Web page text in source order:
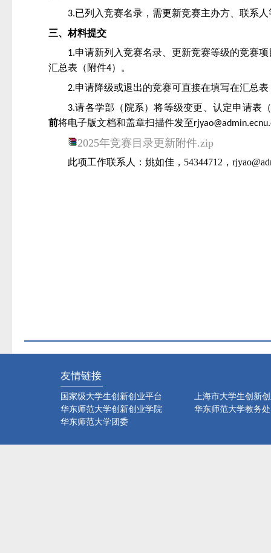
3.已列入竞赛名录，需更新竞赛主办方、联系
三、材料提交
1.申请新列入竞赛名录、更新竞赛等级的竞赛
汇总表（附件4）。
2.申请降级或退出的竞赛可直接在填写在汇总表
3.请各学部（院系）将等级变更、认定申请表
前将电子版文档和盖章扫描件发至
2025年竞赛目录更新附件.zip
此项工作联系人： 姚如佳， 54344712，
友情链接
国家级大学生创新创业平台
上海市大学生创新
华东师范大学创新创业学院
华东师范大学教务处
华东师范大学团委